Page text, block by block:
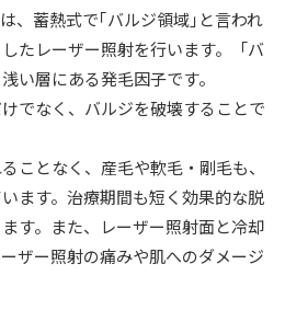
、蓄熱式で｢バルジ領域｣と言われ
たレーザー照射を行います。「バ
い層にある発毛因子です。
でなく、バルジを破壊することで
ことなく、産毛や軟毛・剛毛も、
ます。治療期間も短く効果的な脱
す。また、レーザー照射面と冷却
ザー照射の痛みや肌へのダメージ